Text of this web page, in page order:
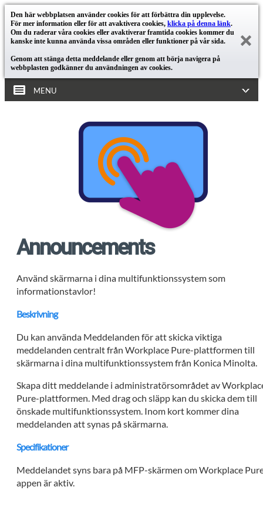
Den här webbplatsen använder cookies för att förbättra din upplevelse.
För mer information eller för att avaktivera cookies, klicka på denna länk.
Om du raderar våra cookies eller avaktiverar framtida cookies kommer du
kanske inte kunna använda vissa områden eller funktioner på vår sida.
Genom att stänga detta meddelande eller genom att börja navigera på
webbplasten godkänner du användningen av cookies.
MENU
Announcements
Använd skärmarna i dina multifunktionssystem som
informationstavlor!
Beskrivning
Du kan använda Meddelanden för att skicka viktiga
meddelanden centralt från Workplace Pure-plattformen till
skärmarna i dina multifunktionssystem från Konica Minolta.
Skapa ditt meddelande i administratörsområdet av
Pure-plattformen. Med drag och släpp kan du skicka dem till
önskade multifunktionssystem. Inom kort kommer dina
meddelanden att synas på skärmarna.
Specifikationer
Meddelandet syns bara på MFP-skärmen om Workplace
appen är aktiv.